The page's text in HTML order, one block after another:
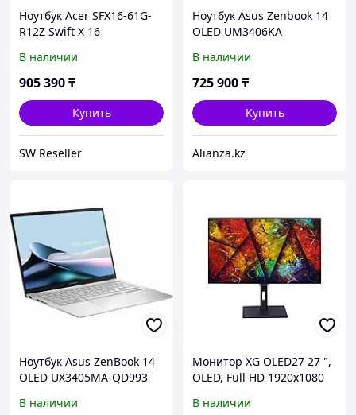
Ноутбук Acer SFX16-61G-
R12Z Swift X 16
В наличии
905 390₸
Купить
SW Reseller
Ноутбук Asus Zenbook 14
OLED UM3406KA
В наличии
725 900₸
Купить
Alianza.kz
Ноутбук Asus ZenBook 14
OLED UX3405MA-QD993
В наличии
Монитор XG OLED27 27 ",
OLED, Full HD 1920x1080
В наличии